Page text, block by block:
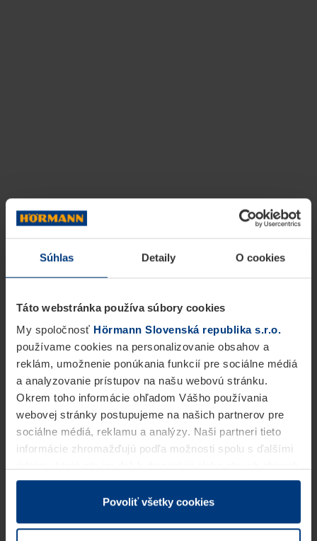
Súhlas Detaily O cookies
Táto webstránka používa súbory cookies
My spoločnosť Hörmann Slovenská republika s.r.o.
používame cookies na personalizovanie obsahov a
reklám, umožnenie ponúkania funkcií pre sociálne médiá
a analyzovanie prístupov na našu webovú stránku.
Okrem toho informácie ohľadom Vášho používania
webovej stránky postupujeme na našich partnerov pre
sociálne médiá, reklamu a analýzy. Naši partneri tieto
informácie zhromažďujú podľa možnosti spolu s ďalšími
v rámci Vášho využívania služieb.
Z právneho hľadiska môžeme cookies ukladať na Vašom
prevádzku tejto stránky. Pre všetky ostatné typy cookie
Povoliť všetky cookies